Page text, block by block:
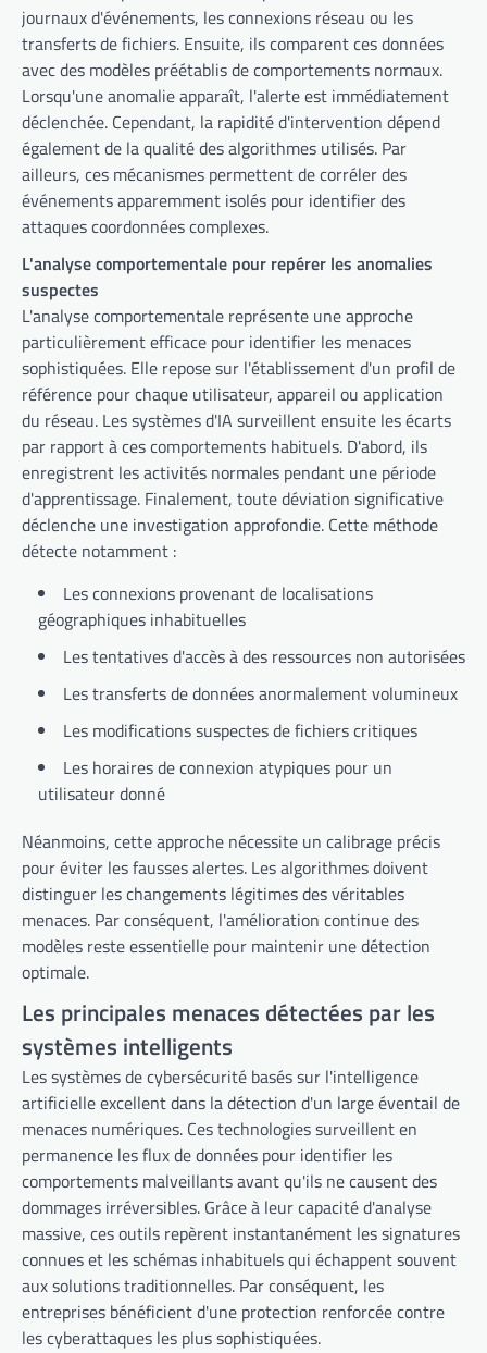
journaux d'événements, les connexions réseau ou les
transferts de fichiers. Ensuite, ils comparent ces données
avec des modèles préétablis de comportements normaux.
Lorsqu'une anomalie apparaît, l'alerte est immédiatement
déclenchée. Cependant, la rapidité d'intervention dépend
également de la qualité des algorithmes utilisés. Par
ailleurs, ces mécanismes permettent de corréler des
événements apparemment isolés pour identifier des
attaques coordonnées complexes.
L'analyse comportementale pour repérer les anomalies
suspectes
L'analyse comportementale représente une approche
particulièrement efficace pour identifier les menaces
sophistiquées. Elle repose sur l'établissement d'un profil de
référence pour chaque utilisateur, appareil ou application
du réseau. Les systèmes d'IA surveillent ensuite les écarts
par rapport à ces comportements habituels. D'abord, ils
enregistrent les activités normales pendant une période
d'apprentissage. Finalement, toute déviation significative
déclenche une investigation approfondie. Cette méthode
détecte notamment :
Les connexions provenant de localisations
géographiques inhabituelles
Les tentatives d'accès à des ressources non autorisées
Les transferts de données anormalement volumineux
Les modifications suspectes de fichiers critiques
Les horaires de connexion atypiques pour un
utilisateur donné
Néanmoins, cette approche nécessite un calibrage précis
pour éviter les fausses alertes. Les algorithmes doivent
distinguer les changements légitimes des véritables
menaces. Par conséquent, l'amélioration continue des
modèles reste essentielle pour maintenir une détection
optimale.
Les principales menaces détectées par les
systèmes intelligents
Les systèmes de cybersécurité basés sur l'intelligence
artificielle excellent dans la détection d'un large éventail de
menaces numériques. Ces technologies surveillent en
permanence les flux de données pour identifier les
comportements malveillants avant qu'ils ne causent des
dommages irréversibles. Grâce à leur capacité d'analyse
massive, ces outils repèrent instantanément les signatures
connues et les schémas inhabituels qui échappent souvent
aux solutions traditionnelles. Par conséquent, les
entreprises bénéficient d'une protection renforcée contre
les cyberattaques les plus sophistiquées.